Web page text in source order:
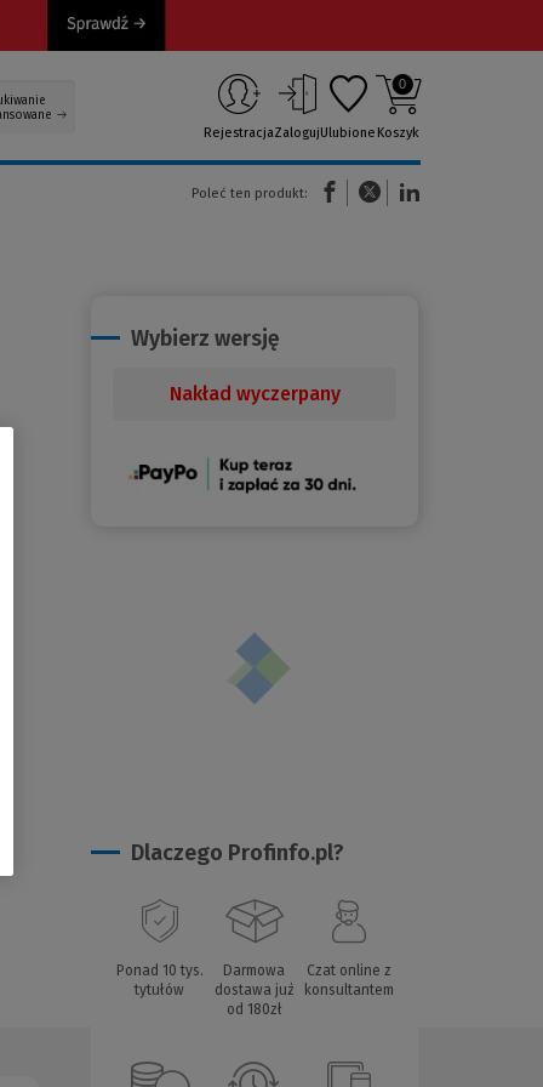
RejestracjaZalogujUlubione
0
Koszyk
Poleć ten produkt:
(Nowe okno)(Link do innej strony)
Wybierz wersję
Nakład wyczerpany
(Nowe
Dlaczego Profinfo.pl?
Ponad 10 tys.
tytułów
Darmowa
dostawa już
od 180zł
Czat online z
konsultantem